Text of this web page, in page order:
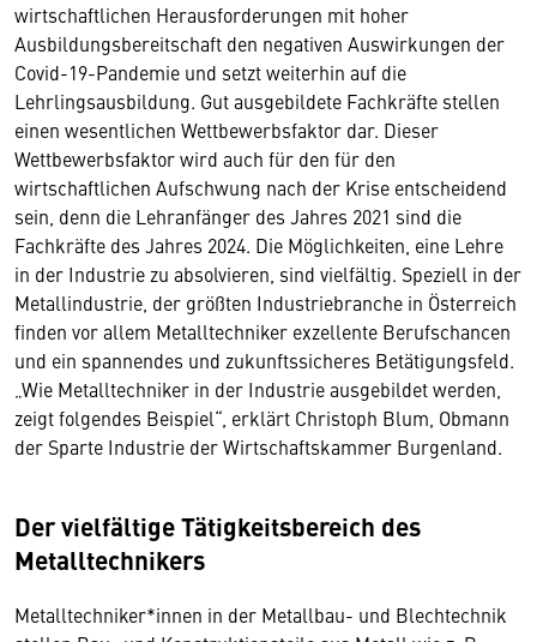
wirtschaftlichen Herausforderungen mit hoher
Ausbildungsbereitschaft den negativen Auswirkungen der
Covid-19-Pandemie und setzt weiterhin auf die
Lehrlingsausbildung. Gut ausgebildete Fachkräfte stellen
einen wesentlichen Wettbewerbsfaktor dar. Dieser
Wettbewerbsfaktor wird auch für den für den
wirtschaftlichen Aufschwung nach der Krise entscheidend
sein, denn die Lehranfänger des Jahres 2021 sind die
Fachkräfte des Jahres 2024. Die Möglichkeiten, eine Lehre
in der Industrie zu absolvieren, sind vielfältig. Speziell in der
Metallindustrie, der größten Industriebranche in Österreich
finden vor allem Metalltechniker exzellente Berufschancen
und ein spannendes und zukunftssicheres Betätigungsfeld.
„Wie Metalltechniker in der Industrie ausgebildet werden,
zeigt folgendes Beispiel“, erklärt Christoph Blum, Obmann
der Sparte Industrie der Wirtschaftskammer Burgenland.
Der vielfältige Tätigkeitsbereich des
Metalltechnikers
Metalltechniker*innen in der Metallbau- und Blechtechnik